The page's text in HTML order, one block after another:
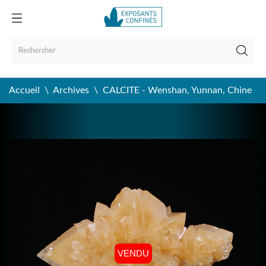
Accueil Archives CALCITE - Wenshan, Yunnan, Chine
VENDU